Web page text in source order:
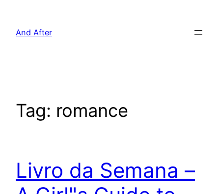
And After
Tag: romance
Livro da Semana –